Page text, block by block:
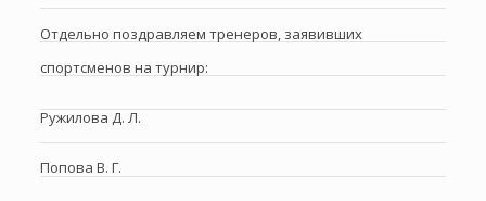
Отдельно поздравляем тренеров, заявивших
спортсменов на турнир:
Ружилова Д. Л.
Попова В. Г.